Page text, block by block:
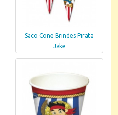
Saco Cone Brindes Pirata
Jake